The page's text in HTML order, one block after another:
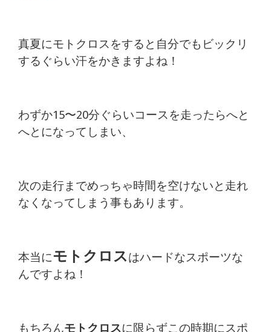
真夏にモトクロスをすると自分でも ビックリ
するぐらい汗をかきますよね！
わずか15〜20分ぐらいコースを走ったらへと
へとになってしまい、
次の走行までめっちゃ時間を空けないと走れ
なくなってしまう事もあります。
本当にモトクロスはハードなスポーツな
んですよね！
もちろんモトクロスに限らずこの時期にスポ